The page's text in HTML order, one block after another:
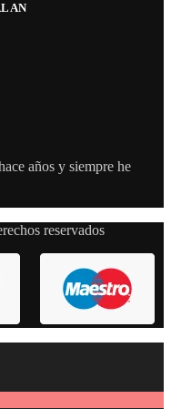
años y siempre he
reservados